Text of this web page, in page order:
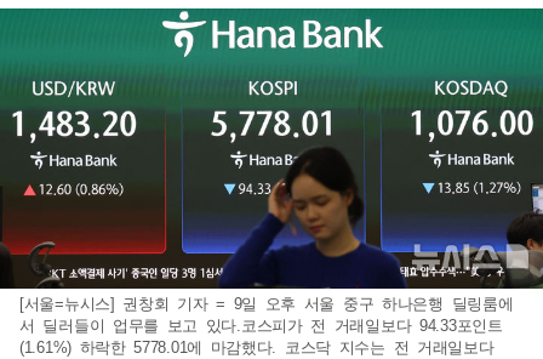
[서울=뉴시스] 권창회 기자 = 9일 오후 서울 중구 하나은행 딜링룸에
서 딜러들이 업무를 보고 있다.코스피가 전 거래일보다 94.33포인트
(1.61%) 하락한 5778.01에 마감했다. 코스닥 지수는 전 거래일보다